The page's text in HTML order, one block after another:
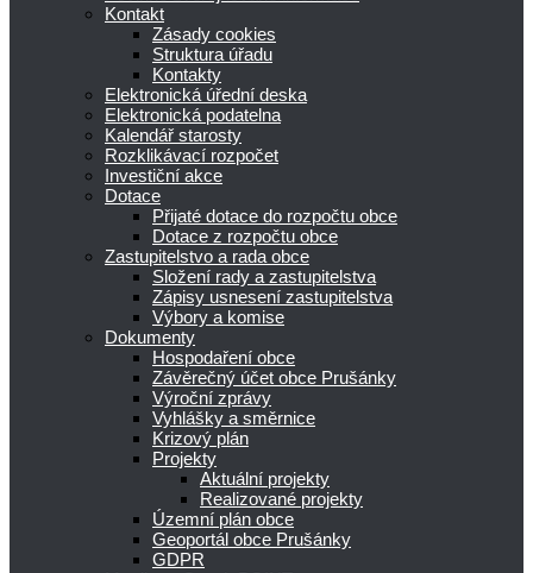
Kontakt
Zásady cookies
Struktura úřadu
Kontakty
Elektronická úřední deska
Elektronická podatelna
Kalendář starosty
Rozklikávací rozpočet
Investiční akce
Dotace
Přijaté dotace do rozpočtu obce
Dotace z rozpočtu obce
Zastupitelstvo a rada obce
Složení rady a zastupitelstva
Zápisy usnesení zastupitelstva
Výbory a komise
Dokumenty
Hospodaření obce
Závěrečný účet obce Prušánky
Výroční zprávy
Vyhlášky a směrnice
Krizový plán
Projekty
Aktuální projekty
Realizované projekty
Územní plán obce
Geoportál obce Prušánky
GDPR